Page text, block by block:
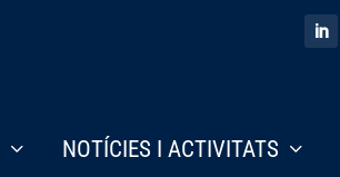
NOTÍCIES I ACTIVITATS